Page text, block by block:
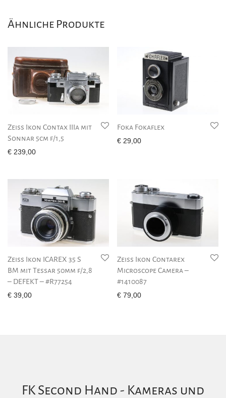
Ähnliche Produkte
Zeiss Ikon Contax IIIa mit
Sonnar 5cm f/1,5
€ 239,00
Foka Fokaflex
€ 29,00
Zeiss Ikon ICAREX 35 S
BM mit Tessar 50mm f/2,8
– DEFEKT – #R77254
€ 39,00
Zeiss Ikon Contarex
Microscope Camera –
#1410087
€ 79,00
FK Second Hand - Kameras und